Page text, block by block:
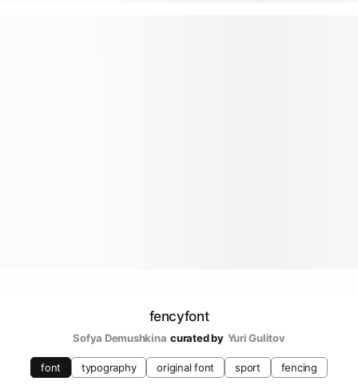
fencyfont
Sofya Demushkina curated by Yuri Gulitov
font typography original font sport fencing